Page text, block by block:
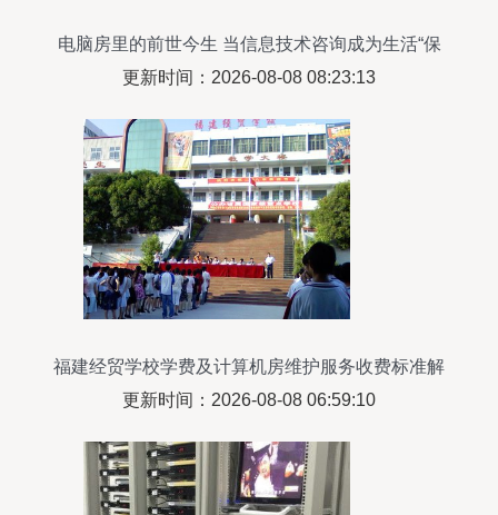
电脑房里的前世今生 当信息技术咨询成为生活“保
姆”
更新时间：2026-08-08 08:23:13
福建经贸学校学费及计算机房维护服务收费标准解
析
更新时间：2026-08-08 06:59:10